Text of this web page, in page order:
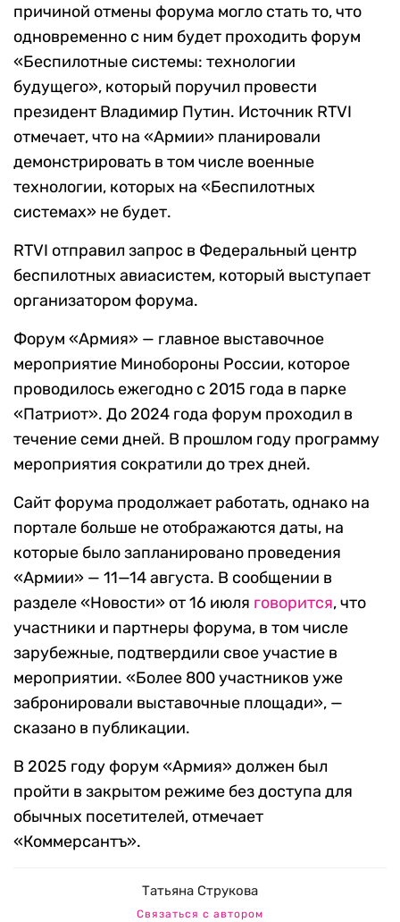
причиной отмены форума могло стать то, что
одновременно с ним будет проходить форум
«Беспилотные системы: технологии
будущего», который поручил провести
президент Владимир Путин. Источник RTVI
отмечает, что на «Армии» планировали
демонстрировать в том числе военные
технологии, которых на «Беспилотных
системах» не будет.
RTVI отправил запрос в Федеральный центр
беспилотных авиасистем, который выступает
организатором форума.
Форум «Армия» — главное выставочное
мероприятие Минобороны России, которое
проводилось ежегодно с 2015 года в парке
«Патриот». До 2024 года форум проходил в
течение семи дней. В прошлом году программу
мероприятия сократили до трех дней.
Сайт форума продолжает работать, однако на
портале больше не отображаются даты, на
которые было запланировано проведения
«Армии» — 11—14 августа. В сообщении в
разделе «Новости» от 16 июля говорится, что
участники и партнеры форума, в том числе
зарубежные, подтвердили свое участие в
мероприятии. «Более 800 участников уже
забронировали выставочные площади», —
сказано в публикации.
В 2025 году форум «Армия» должен был
пройти в закрытом режиме без доступа для
обычных посетителей, отмечает
«Коммерсантъ».
Татьяна Струкова
Связаться с автором